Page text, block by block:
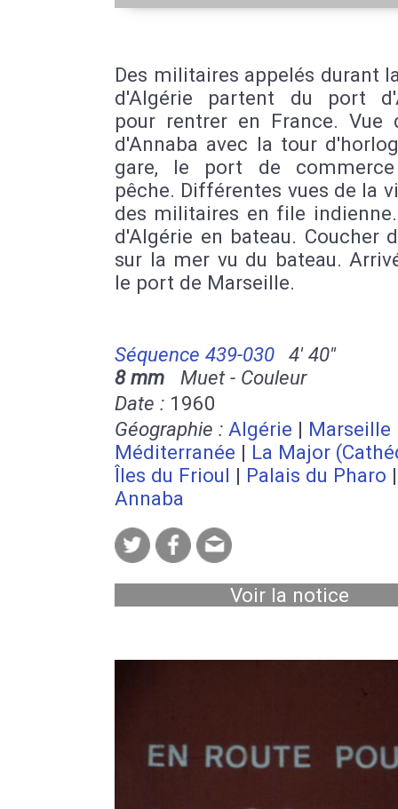
Des militaires appelés durant
d'Algérie partent du port
pour rentrer en France. Vue
d'Annaba avec la tour
gare, le port de
pêche. Différentes vues de la
des militaires en file
d'Algérie en bateau. Coucher
sur la mer vu du bateau.
le port de Marseille.
Séquence 439-030
4' 40''
8 mm Muet - Couleur
Date : 1960
Géographie : Algérie | Marseille
Méditerranée | La Major
Îles du Frioul | Palais du Pharo |
Annaba
Voir la notice